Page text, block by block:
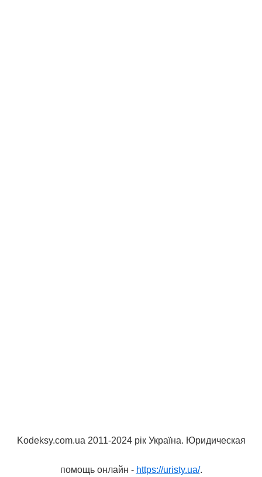
Kodeksy.com.ua 2011-2024 рік Україна. Юридическая
помощь онлайн - https://uristy.ua/.